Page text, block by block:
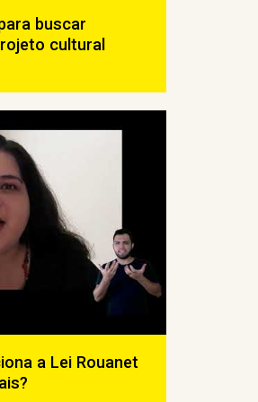
buscar
cultural
a Lei Rouanet